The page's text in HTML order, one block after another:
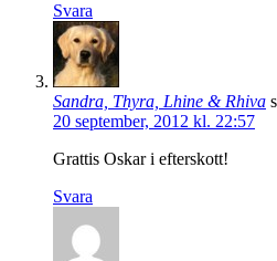
Svara
Sandra, Thyra, Lhine & Rhiva
20 september, 2012 kl. 22:57
Grattis Oskar i efterskott!
Svara